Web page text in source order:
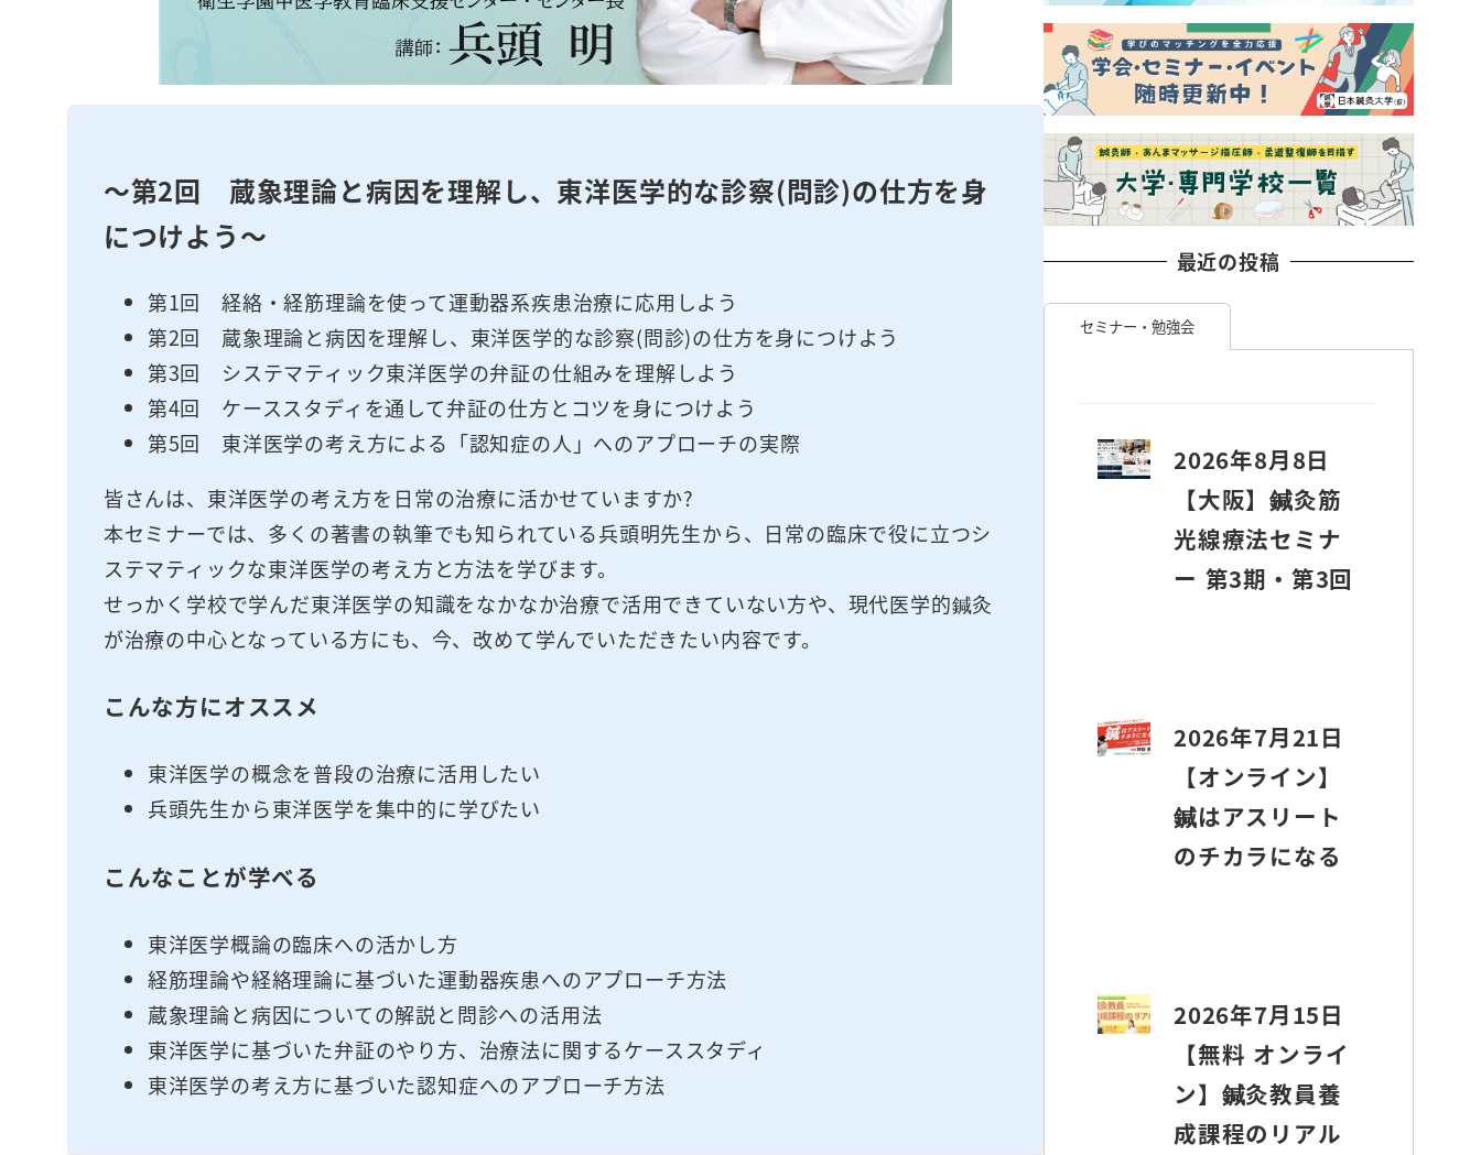
～第2回 蔵象理論と病因を理解し、東洋医学的な診察(問診)の仕方を身
につけよう～
第1回 経絡・経筋理論を使って運動器系疾患治療に応用しよう
第2回 蔵象理論と病因を理解し、東洋医学的な診察(問診)の仕方を身につけよう
第3回 システマティック東洋医学の弁証の仕組みを理解しよう
第4回 ケーススタディを通して弁証の仕方とコツを身につけよう
第5回 東洋医学の考え方による「認知症の人」へのアプローチの実際
皆さんは、東洋医学の考え方を日常の治療に活かせていますか?
本セミナーでは、多くの著書の執筆でも知られている兵頭明先生から、日常の臨床で役に立つシ
ステマティックな東洋医学の考え方と方法を学びます。
せっかく学校で学んだ東洋医学の知識をなかなか治療で活用できていない方や、現代医学的鍼灸
が治療の中心となっている方にも、今、改めて学んでいただきたい内容です。
こんな方にオススメ
東洋医学の概念を普段の治療に活用したい
兵頭先生から東洋医学を集中的に学びたい
こんなことが学べる
東洋医学概論の臨床への活かし方
経筋理論や経絡理論に基づいた運動器疾患へのアプローチ方法
蔵象理論と病因についての解説と問診への活用法
東洋医学に基づいた弁証のやり方、治療法に関するケーススタディ
東洋医学の考え方に基づいた認知症へのアプローチ方法
最近の投稿
セミナー・勉強会
2026年8月8日
【大阪】鍼灸筋
光線療法セミナ
ー 第3期・第3回
2026年7月21日
【オンライン】
鍼はアスリート
のチカラになる
2026年7月15日
【無料 オンライ
ン】鍼灸教員養
成課程のリアル